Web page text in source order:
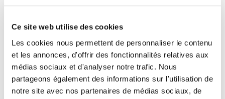
Ce site web utilise des cookies
Les cookies nous permettent de personnaliser le contenu
et les annonces, d'offrir des fonctionnalités relatives aux
médias sociaux et d'analyser notre trafic. Nous
partageons également des informations sur l'utilisation de
notre site avec nos partenaires de médias sociaux, de
compétences et de nouvelles capacités par le jeu,
de santé pendant leur enfance ou plus tard dans
leur vie. Dans l'Union européenne, tous les jouets
doivent être sûrs, qu'ils soient produits ici ou dans